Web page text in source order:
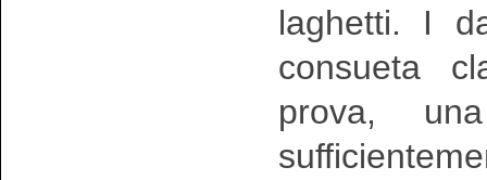
laghetti. I
consueta
prova,